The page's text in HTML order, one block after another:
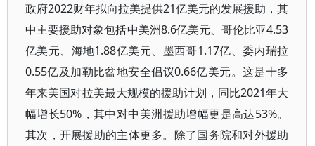
政府2022财年拟向拉美提供21亿美元的发展援助，其
中主要援助对象包括中美洲8.6亿美元、哥伦比亚4.53
亿美元、海地1.88亿美元、墨西哥1.17亿、委内瑞拉
0.55亿及加勒比盆地安全倡议0.66亿美元。这是十多
年来美国对拉美最大规模的援助计划，同比2021年大
幅增长50%，其中对中美洲援助增幅更是高达53%。
其次，开展援助的主体更多。除了国务院和对外援助